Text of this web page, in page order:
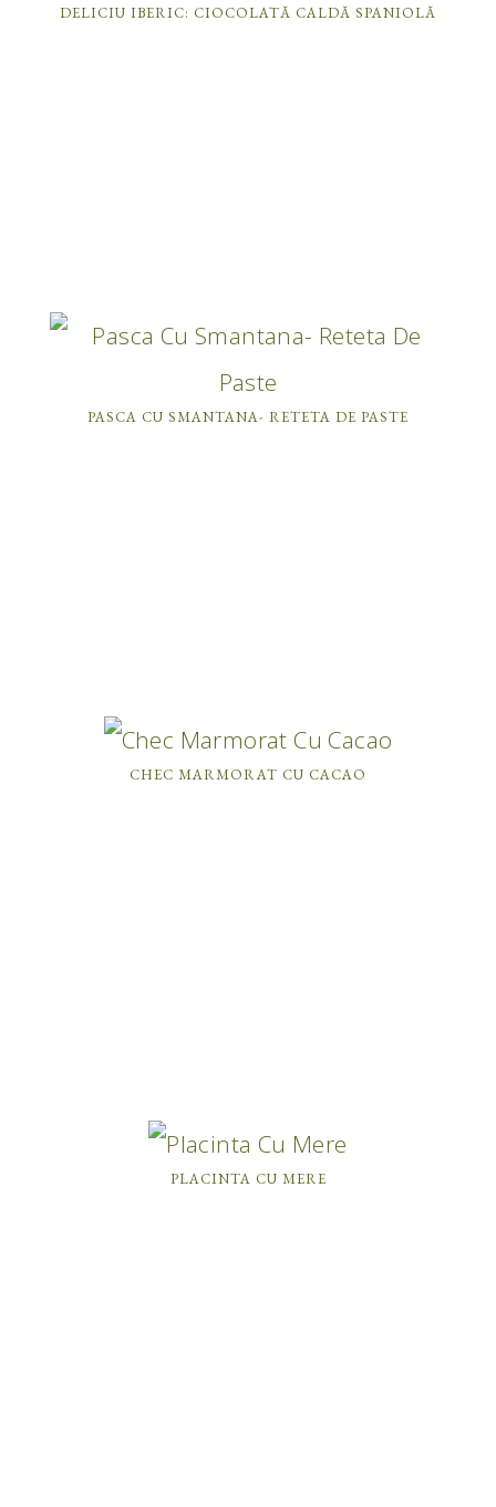
DELICIU IBERIC: CIOCOLATĂ CALDĂ SPANIOLĂ
PASCA CU SMANTANA- RETETA DE PASTE
CHEC MARMORAT CU CACAO
PLACINTA CU MERE